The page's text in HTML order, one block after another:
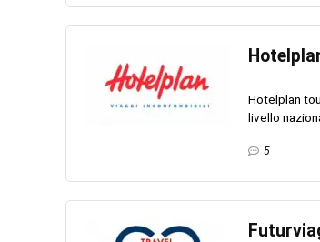
Hotelplan
livello
5